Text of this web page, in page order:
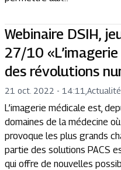
Webinaire DSIH,
27/10
des révolutions
21 oct. 2022 - 14:11 Actualité
L’imagerie médicale est,
domaines de la médecine
provoque les plus grands
partie des solutions PACS
qui offre de nouvelles